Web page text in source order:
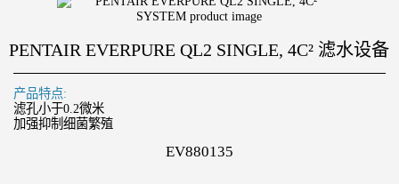
PENTAIR EVERPURE QL2 SINGLE, 4C² 滤水设备
产品特点:
滤孔小于0.2微米
加强抑制细菌繁殖
EV880135